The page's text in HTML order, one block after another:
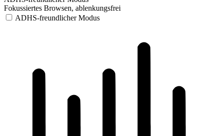
Fokussiertes Browsen, ablenkungsfrei
ADHS-freundlicher Modus